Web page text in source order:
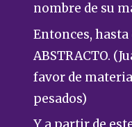
nombre de su
Entonces,
ABSTRACTO.
favor de
pesados)